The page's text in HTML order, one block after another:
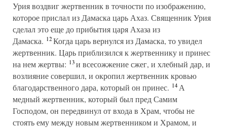
Урия воздвиг жертвенник в точности по изображению,
которое прислал из Дамаска царь Ахаз. Священник Урия
сделал это еще до прибытия царя Ахаза из
Дамаска. 12Когда царь вернулся из Дамаска, то увидел
жертвенник. Царь приблизился к жертвеннику и принес
на нем жертвы: 13и всесожжение сжег, и хлебный дар, и
возлияние совершил, и окропил жертвенник кровью
благодарственного дара, который он принес. 14А
медный жертвенник, который был пред Самим
Господом, он передвинул от входа в Храм, чтобы не
стоять ему между новым жертвенником и Храмом, и